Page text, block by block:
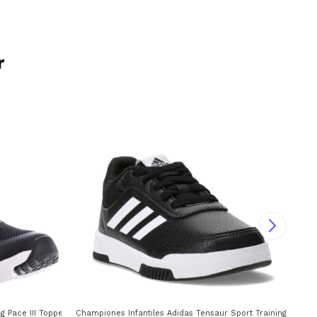
Pace III Topper - Negro - GrisChampiones Infantiles Adidas Tensaur Sport Training Lace